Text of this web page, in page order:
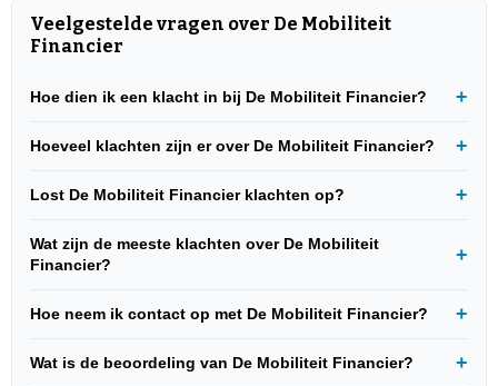
Veelgestelde vragen over De Mobiliteit
Financier
Hoe dien ik een klacht in bij De Mobiliteit Financier?
Hoeveel klachten zijn er over De Mobiliteit Financier?
Lost De Mobiliteit Financier klachten op?
Wat zijn de meeste klachten over De Mobiliteit
Financier?
Hoe neem ik contact op met De Mobiliteit Financier?
Wat is de beoordeling van De Mobiliteit Financier?